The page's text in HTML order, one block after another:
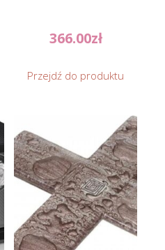
366.00zł
Przejdź do produktu